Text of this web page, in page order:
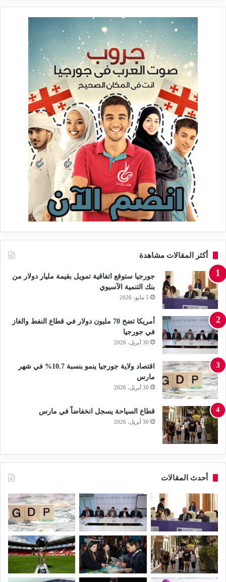
أكثر المقالات مشاهدة
جورجيا ستوقع اتفاقية تمويل بقيمة مليار دولار من
بنك التنمية الآسيوي
5 مايو، 2026
أمريكا تضخ 70 مليون دولار في قطاع النفط والغاز
في جورجيا
30 أبريل، 2026
اقتصاد ولاية جورجيا ينمو بنسبة 10.7% في شهر
مارس
30 أبريل، 2026
قطاع السياحة يسجل انخفاضاً في مارس
30 أبريل، 2026
أحدث المقالات